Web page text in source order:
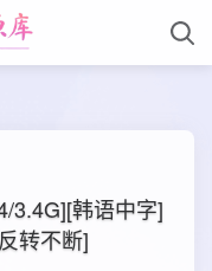
3.4G][韩语中字]
转不断]